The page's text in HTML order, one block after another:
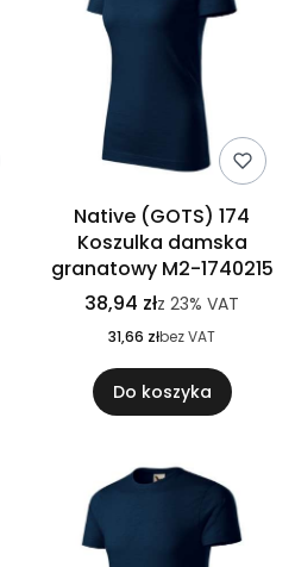
Native (GOTS) 174
Koszulka damska
granatowy M2-1740215
38,94 złz 23% VAT
31,66 złbez VAT
Do koszyka